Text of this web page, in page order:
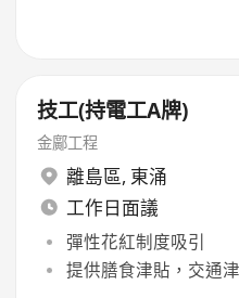
技工(持電工A牌)
金鄺工程
離島區, 東涌
工作日面議
彈性花紅制度吸引
提供膳食津貼，交通